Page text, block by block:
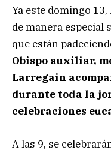
Ya este domingo
de manera especial
que están
Obispo auxiliar,
Larregain
durante toda la
celebraciones
A las 9, se